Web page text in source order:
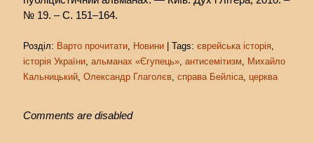
№ 19. – С. 151–164.
Розділ: Варто прочитати, Новини| Tags: єврейська історія,
історія України, альманах «Єгупець», антисемітизм, Михайло
Кальницький, Олександр Глаголєв, справа Бейліса, церква
Comments are disabled